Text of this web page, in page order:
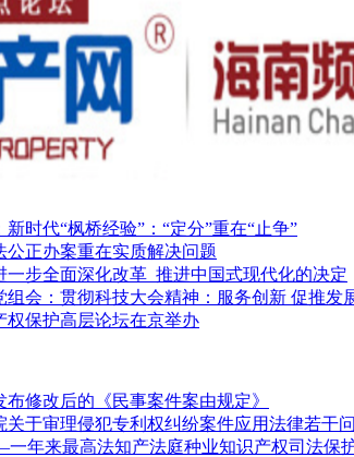
新时代“枫桥经验”：“定分”重在“止争”
公正办案重在实质解决问题
一步全面深化改革 推进中国式现代化的决定
组会：贯彻科技大会精神：服务创新 促推发
权保护高层论坛在京举办
布修改后的《民事案件案由规定》
关于审理侵犯专利权纠纷案件应用法律若干
年来最高法知产法庭种业知识产权司法保